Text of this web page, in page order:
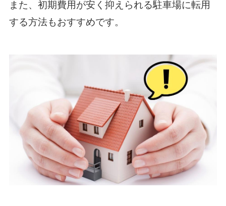
また、初期費用が安く抑えられる駐車場に転用
する方法もおすすめです。